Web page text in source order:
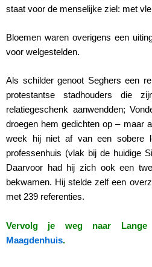
staat voor de menselijke ziel: met
Bloemen waren overigens een
voor welgestelden.
Als schilder genoot Seghers een
protestantse stadhouders die
relatiegeschenk aanwendden;
droegen hem gedichten op – maar
week hij niet af van een sobere
professenhuis (vlak bij de huidige
Daarvoor had hij zich ook een
bekwamen. Hij stelde zelf een
met 239 referenties.
Vervolg je weg naar Lange
Maagdenhuis.